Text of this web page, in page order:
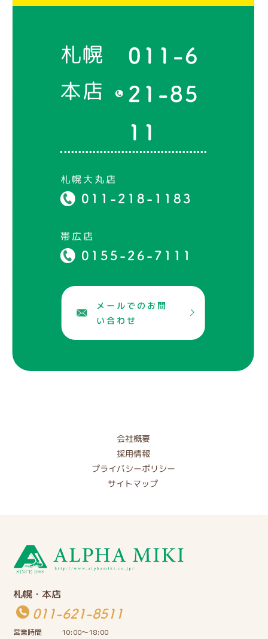
札幌
本店
011-6
21-85
11
札幌大丸店
011-218-1183
帯広店
0155-26-7111
メールでのお問
い合わせ
会社概要
採用情報
プライバシーポリシー
サイトマップ
札幌・本店
011-621-8511
営業時間
10:00〜18:00